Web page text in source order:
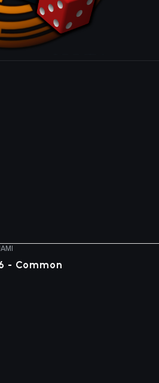
Mostrar stock de ubicaciones
ESTE PRODUCTO
- Common